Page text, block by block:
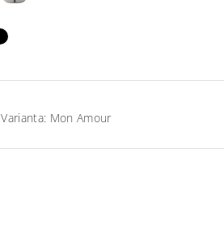
Varianta: Mon Amour